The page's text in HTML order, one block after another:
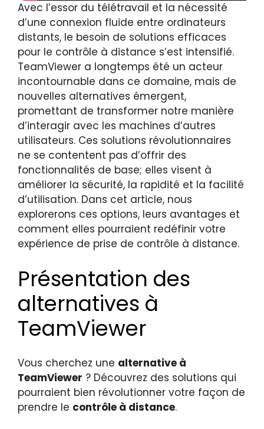
Avec l’essor du télétravail et la nécessité
d’une connexion fluide entre ordinateurs
distants, le besoin de solutions efficaces
pour le contrôle à distance s’est intensifié.
TeamViewer a longtemps été un acteur
incontournable dans ce domaine, mais de
nouvelles alternatives émergent,
promettant de transformer notre manière
d’interagir avec les machines d’autres
utilisateurs. Ces solutions révolutionnaires
ne se contentent pas d’offrir des
fonctionnalités de base; elles visent à
améliorer la sécurité, la rapidité et la facilité
d’utilisation. Dans cet article, nous
explorerons ces options, leurs avantages et
comment elles pourraient redéfinir votre
expérience de prise de contrôle à distance.
Présentation des
alternatives à
TeamViewer
Vous cherchez une alternative à
TeamViewer ? Découvrez des solutions qui
pourraient bien révolutionner votre façon de
prendre le contrôle à distance.